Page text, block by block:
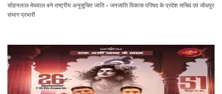
सोहनलाल मेघवाल बने राष्ट्रीय अनुसूचित जाति - जनजाति विकास परिषद के प्रदेश सचिव एवं जोधपुर
संभाग प्रभारी